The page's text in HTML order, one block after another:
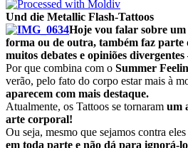
Und die Metallic Flash-Tattoos
Hoje vou falar sobre um
forma ou de outra, também faz parte
muitos debates e opiniões
Por que combina com o Summer
verão, pelo fato do corpo estar mais à
aparecem com mais destaque.
Atualmente, os Tattoos se tornaram um
arte corporal!
Ou seja, mesmo que sejamos contra
em toda parte e não dá para ignorá-